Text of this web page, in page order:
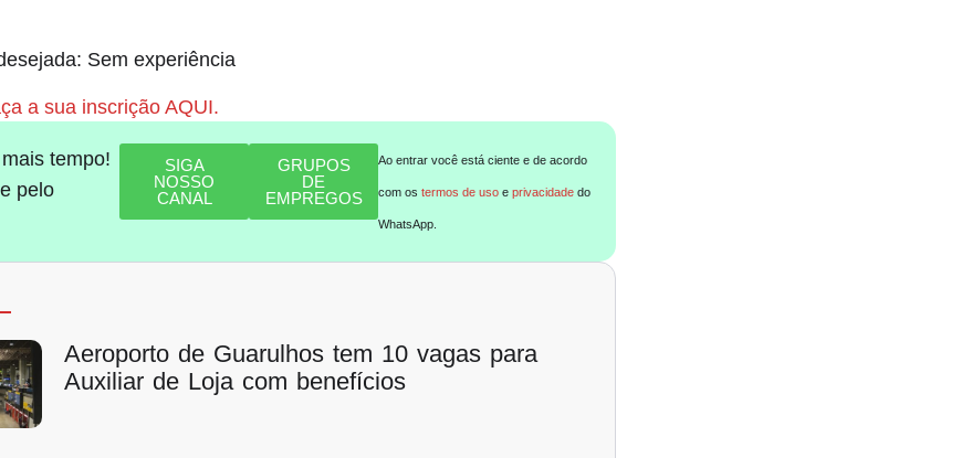
Sem experiência
a sua inscrição AQUI.
tempo!
pelo
SIGA
NOSSO
CANAL
GRUPOS
DE
EMPREGOS
Ao entrar você está ciente e de acordo
com ostermos de uso eprivacidade do
WhatsApp.
Aeroporto de Guarulhos tem 10 vagas para
Auxiliar de Loja com benefícios